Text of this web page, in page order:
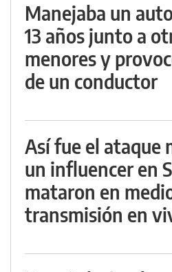
Manejaba un
13 años junto a
menores y
de un conductor
Así fue el ataque
un influencer en
mataron en
transmisión en